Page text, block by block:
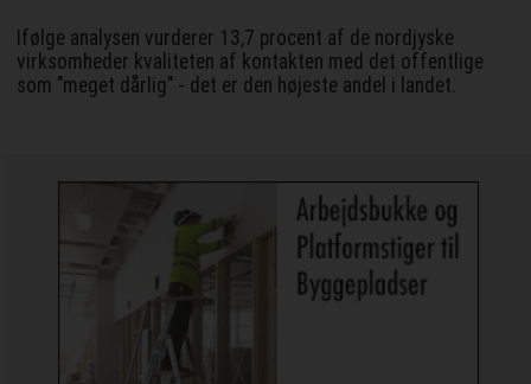
Ifølge analysen vurderer 13,7 procent af de nordjyske
virksomheder kvaliteten af kontakten med det offentlige
som "meget dårlig" - det er den højeste andel i landet.